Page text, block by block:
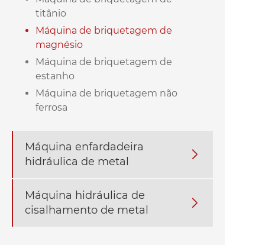
titânio
Máquina de briquetagem de
magnésio
Máquina de briquetagem de
estanho
Máquina de briquetagem não
ferrosa
Máquina enfardadeira
hidráulica de metal

Máquina hidráulica de
cisalhamento de metal
